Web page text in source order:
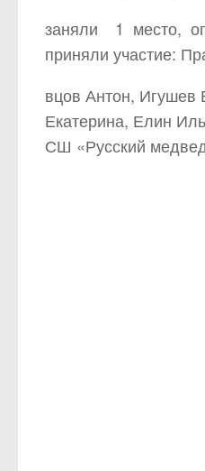
заняли 1 место,
приняли участие:
вцов Антон, Игушев
Екатерина, Елин
СШ «Русский